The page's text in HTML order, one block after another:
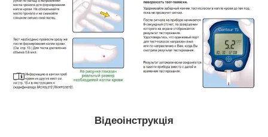
Відеоінструкція